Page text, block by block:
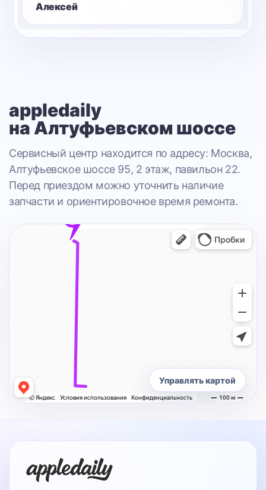
Максим
appledaily
на Алтуфьевском шоссе
Сервисный центр находится по адресу: Москва,
Алтуфьевское шоссе 95, 2 этаж, павильон 22.
Перед приездом можно уточнить наличие
запчасти и ориентировочное время ремонта.
Управлять картой